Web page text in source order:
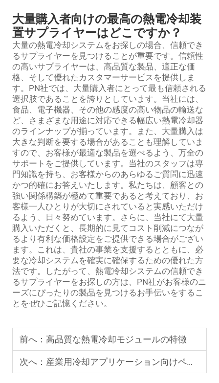
大量購入者向けの最高の熱電冷却装
置サプライヤーはどこですか？
大量の熱電冷却システムをお探しの場合、信頼でき
るサプライヤーを見つけることが重要です。信頼性
の高いサプライヤーは、高品質な製品、適正な価
格、そして優れたカスタマーサービスを提供しま
す。PN社では、大量購入者にとって最も信頼される
選択肢であることを誇りとしています。当社には、
食品、電子機器、その他の感度の高い物品の輸送な
ど、さまざまな用途に対応できる幅広い熱電冷却器
のラインナップが揃っています。また、大量購入は
大きな判断を要する場合があることも理解していま
すので、お客様が最適な製品を選べるよう、万全の
サポートをご提供しています。当社のスタッフは専
門知識を持ち、お客様からのあらゆるご質問に迅速
かつ的確にお答えいたします。私たちは、顧客との
強い関係構築が極めて重要であると考えており、お
客様一人ひとりが大切にされていると実感いただけ
るよう、日々努めています。さらに、当社にて大量
購入いただくと、長期的に見てコスト削減につなが
るより有利な価格設定をご提供できる場合がござい
ます。これは、貴社の事業を支援するとともに、必
要な冷却システムを確実に確保するための優れた方
法です。したがって、熱電冷却システムの信頼でき
るサプライヤーをお探しの方は、PN社がお客様のニ
ーズにぴったりの製品を見つけるお手伝いをするこ
とをぜひご記憶ください。
前へ： 高品質な熱電冷却モジュールの特徴
次へ： 産業用冷却アプリケーション向けペルティエモジュールの選び方